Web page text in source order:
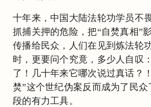
十年来，中国大陆法轮功学员不
抓捕关押的危险，把“自焚真相”
传播给民众，人们在见到炼法轮
时，更要问个究竟，多少人自叹
了！几十年来它哪次说过真话？
焚”这个世纪伪案反而成为了民
段的有力工具。